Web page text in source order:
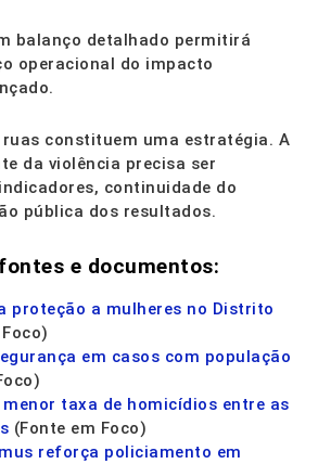
balanço detalhado permitirá
operacional do impacto
constituem uma estratégia. A
da violência precisa ser
continuidade do
pública dos resultados.
e documentos:
proteção a mulheres no Distrito
em casos com população
taxa de homicídios entre as
(Fonte em Foco)
reforça policiamento em